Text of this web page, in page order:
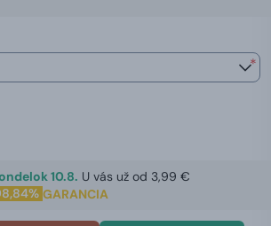
*
10.8. U vás už od 3,99 €
GARANCIA